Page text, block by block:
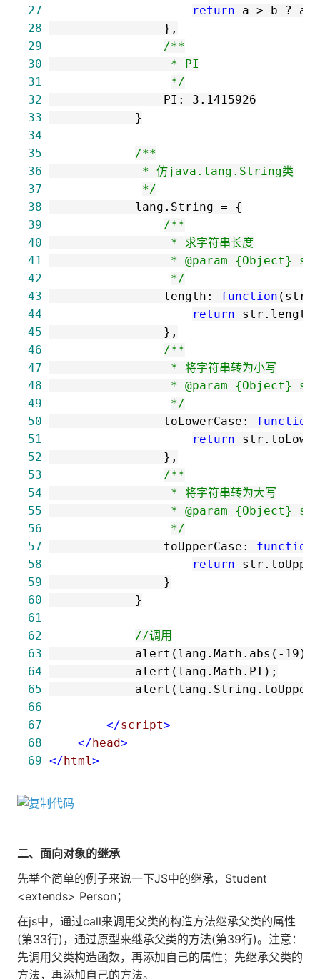
27
return a > b
?
28
29
/*
30
31
*/
32
                PI:
3.1415926
33
34
35
/*
36
37
*/
38
            lang.String
=
39
/*
40
41
42
*/
43
                length:
function
44
return
45
46
/*
47
48
49
*/
50
                toLowerCase:
function
51
return
52
53
/*
54
55
56
*/
57
                toUpperCase:
function
58
return
59
60
61
62
//调用
63
            alert(lang.Math.abs(
- 19
64
65
66
67
</script>
68
</head>
69 </html >
二、面向对象的继承
先举个简单的例子来说一下JS中的继承，Student
<extends> Person；
在js中，通过call来调用父类的构造方法继承父类的属性
(第33行)，通过原型来继承父类的方法(第39行)。注意：
先调用父类构造函数，再添加自己的属性；先继承父类的
方法，再添加自己的方法。